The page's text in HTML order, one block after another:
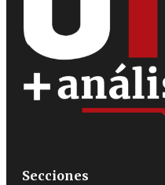
Secciones